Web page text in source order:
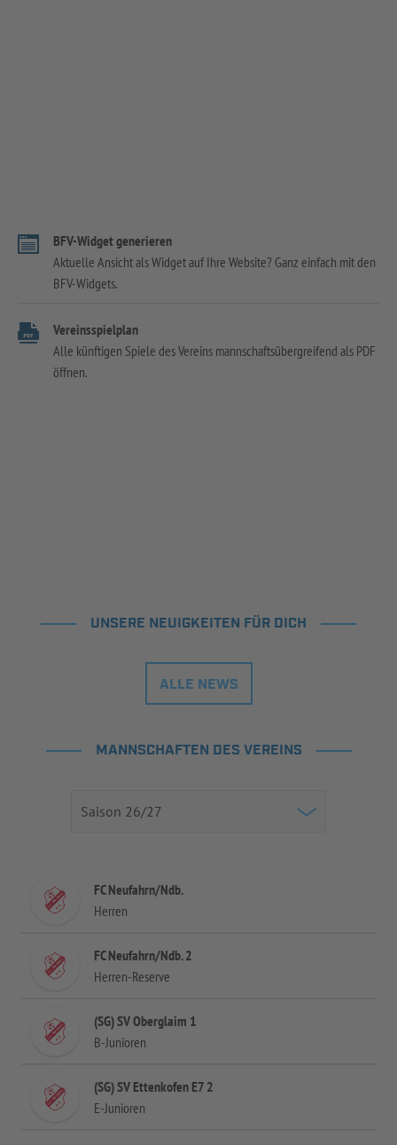
BFV-Widget generieren
Aktuelle Ansicht als Widget auf Ihre Website? Ganz einfach mit den
BFV-Widgets.
Vereinsspielplan
Alle künftigen Spiele des Vereins mannschaftsübergreifend als PDF
öffnen.
UNSERE NEUIGKEITEN FÜR DICH
ALLE NEWS
MANNSCHAFTEN DES VEREINS
FC Neufahrn/Ndb.
Herren
FC Neufahrn/Ndb. 2
Herren-Reserve
(SG) SV Oberglaim 1
B-Junioren
(SG) SV Ettenkofen E7 2
E-Junioren